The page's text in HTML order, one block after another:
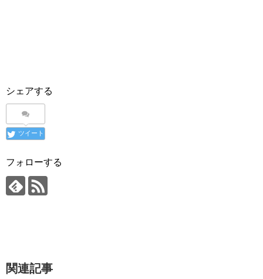
シェアする
ツイート
フォローする
関連記事